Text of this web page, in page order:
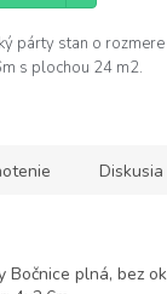
párty stan o rozmere
s plochou 24 m2.
Diskusia
plná, bez